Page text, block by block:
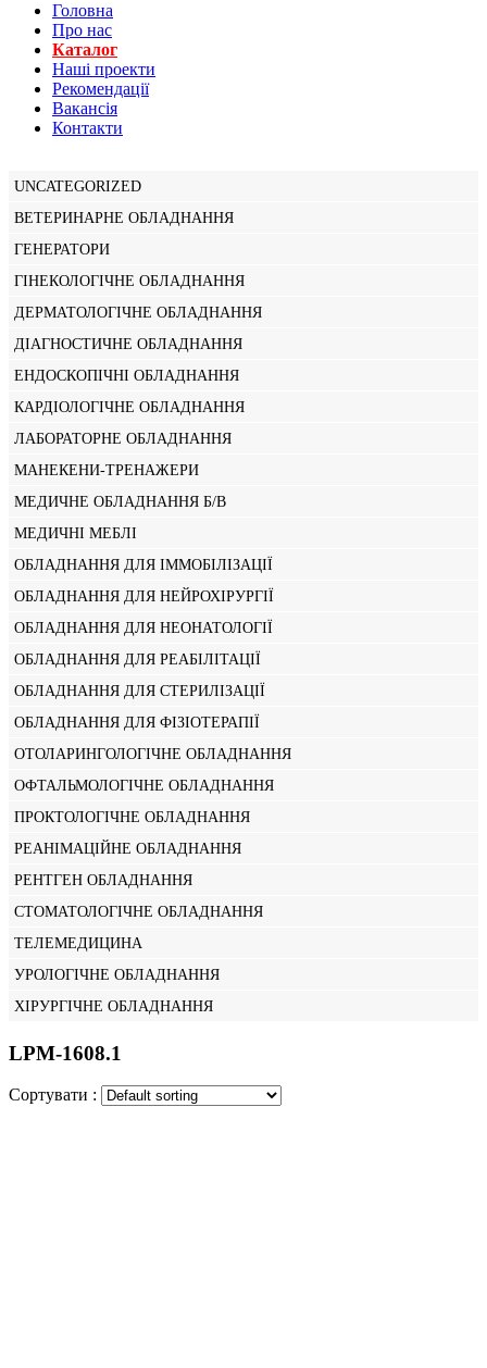
Головна
Про нас
Каталог
Нашi проекти
Рекомендації
Вакансiя
Контакти
UNCATEGORIZED
ВЕТЕРИНАРНЕ ОБЛАДНАННЯ
ГЕНЕРАТОРИ
ГІНЕКОЛОГІЧНЕ ОБЛАДНАННЯ
ДЕРМАТОЛОГІЧНЕ ОБЛАДНАННЯ
ДІАГНОСТИЧНЕ ОБЛАДНАННЯ
ЕНДОСКОПІЧНІ ОБЛАДНАННЯ
КАРДІОЛОГІЧНЕ ОБЛАДНАННЯ
ЛАБОРАТОРНЕ ОБЛАДНАННЯ
МАНЕКЕНИ-ТРЕНАЖЕРИ
МЕДИЧНЕ ОБЛАДНАННЯ Б/В
МЕДИЧНІ МЕБЛІ
ОБЛАДНАННЯ ДЛЯ ІММОБІЛІЗАЦІЇ
ОБЛАДНАННЯ ДЛЯ НЕЙРОХІРУРГІЇ
ОБЛАДНАННЯ ДЛЯ НЕОНАТОЛОГІЇ
ОБЛАДНАННЯ ДЛЯ РЕАБІЛІТАЦІЇ
ОБЛАДНАННЯ ДЛЯ СТЕРИЛІЗАЦІЇ
ОБЛАДНАННЯ ДЛЯ ФІЗІОТЕРАПІЇ
ОТОЛАРИНГОЛОГІЧНЕ ОБЛАДНАННЯ
ОФТАЛЬМОЛОГІЧНЕ ОБЛАДНАННЯ
ПРОКТОЛОГІЧНЕ ОБЛАДНАННЯ
РЕАНІМАЦІЙНЕ ОБЛАДНАННЯ
РЕНТГЕН ОБЛАДНАННЯ
СТОМАТОЛОГІЧНЕ ОБЛАДНАННЯ
ТЕЛЕМЕДИЦИНА
УРОЛОГІЧНЕ ОБЛАДНАННЯ
ХІРУРГІЧНЕ ОБЛАДНАННЯ
LPM-1608.1
Сортувати :